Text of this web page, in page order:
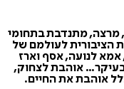
מרצה, מתנדבת בתחומי
הציבורית לעולמם של
אמא לנועה, אסף וארז
אוהבת לצחוק,
אוהבת את החיים.